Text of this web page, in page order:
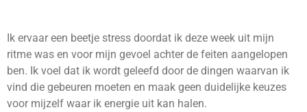
Ik ervaar een beetje stress doordat ik deze week uit mijn
ritme was en voor mijn gevoel achter de feiten aangelopen
ben. Ik voel dat ik wordt geleefd door de dingen waarvan ik
vind die gebeuren moeten en maak geen duidelijke keuzes
voor mijzelf waar ik energie uit kan halen.